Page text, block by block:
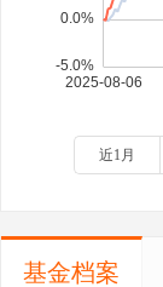
近1月
基金档案